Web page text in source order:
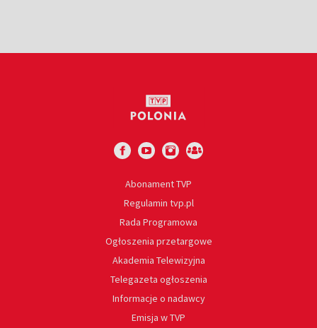
Abonament TVP
Regulamin tvp.pl
Rada Programowa
Ogłoszenia przetargowe
Akademia Telewizyjna
Telegazeta ogłoszenia
Informacje o nadawcy
Emisja w TVP